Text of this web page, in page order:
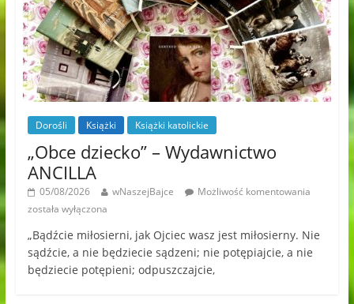
Dorośli Książki Książki katolickie
„Obce dziecko” – Wydawnictwo
ANCILLA
05/08/2026 wNaszejBajce
Możliwość komentowania
została wyłączona
„Bądźcie miłosierni, jak Ojciec wasz jest miłosierny. Nie
sądźcie, a nie będziecie sądzeni; nie potępiajcie, a nie
będziecie potępieni; odpuszczajcie,